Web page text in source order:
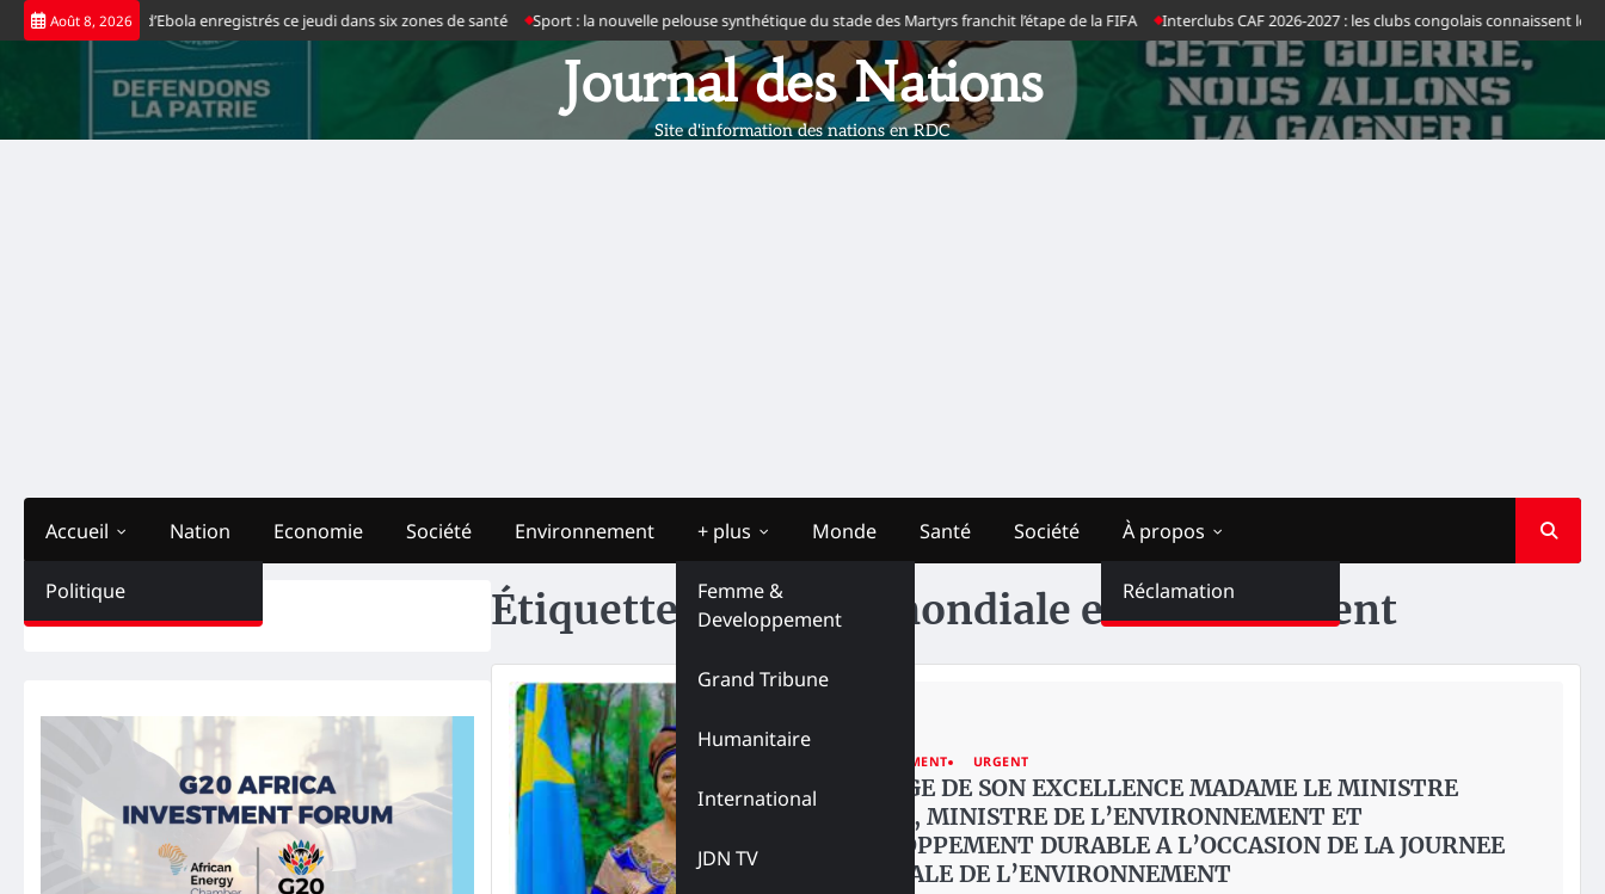
Skip
to
Août 8, 2026
cas positifs d’Ebola enregistrés ce jeudi dans six zones de santé Sport : la nouvelle pelouse synthétique du stade des Martyrs franchit l’étape de la FIFA Interclubs CAF 2026-2027 : les clubs congolais connaissent leurs
Journal des Nations
Site d'information des nations en RDC
Accueil
Politique
Nation Economie Société Environnement + plus
Femme &
Developpement
Grand Tribune
Humanitaire
International
JDN TV
Monde Santé Société À propos
Réclamation
Étiquette :Journée mondiale environnement
ENVIRONNEMENT URGENT
MESSAGE DE SON EXCELLENCE MADAME LE MINISTRE
D’ETAT, MINISTRE DE L’ENVIRONNEMENT ET
DEVELOPPEMENT DURABLE A L’OCCASION DE LA JOURNEE
MONDIALE DE L’ENVIRONNEMENT